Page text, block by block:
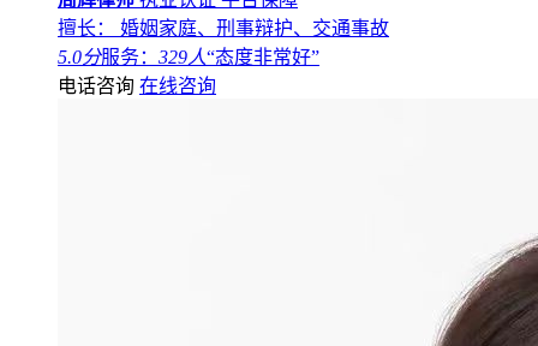
擅长： 婚姻家庭、刑事辩护、交通事故
5.0分服务： 329人“态度非常好”
电话咨询 在线咨询